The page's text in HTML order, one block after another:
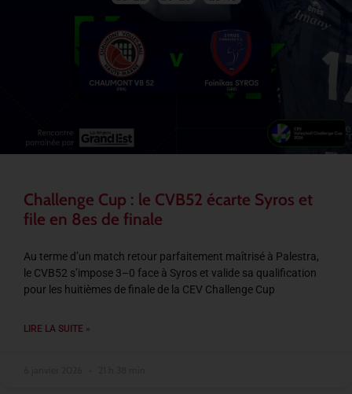
Challenge Cup : le CVB52 écarte Syros et
file en 8es de finale
Au terme d’un match retour parfaitement maîtrisé à Palestra,
le CVB52 s’impose 3–0 face à Syros et valide sa qualification
pour les huitièmes de finale de la CEV Challenge Cup
LIRE LA SUITE »